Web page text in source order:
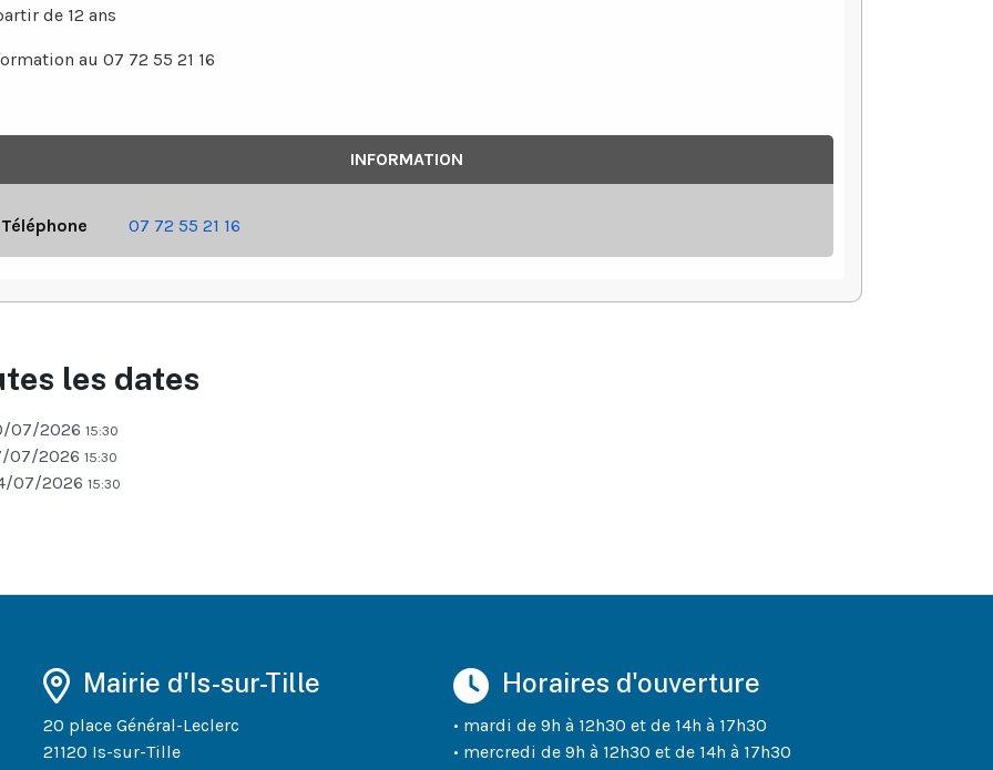
de 12 ans
au 07 72 55 21 16
INFORMATION
Téléphone 07 72 55 21 16
les dates
07/2026 15:30
07/2026 15:30
07/2026 15:30
Mairie d'Is-sur-Tille
20 place Général-Leclerc
21120 Is-sur-Tille
Horaires d'ouverture
• mardi de 9h à 12h30 et de 14h à 17h30
• mercredi de 9h à 12h30 et de 14h à 17h30